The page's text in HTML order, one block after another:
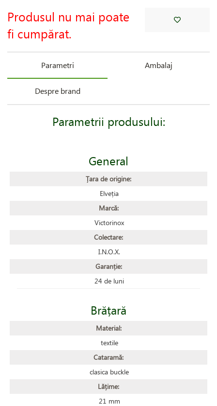
Produsul nu mai poate
fi cumpărat.
Parametri Ambalaj
Despre brand
Parametrii produsului:
General
Țara de origine:
Elveția
Marcă:
Victorinox
Colectare:
I.N.O.X.
Garanție:
24 de luni
Brățară
Material:
textile
Cataramă:
clasica buckle
Lățime:
21 mm